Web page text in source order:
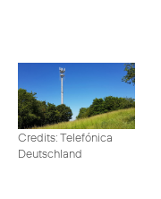
Credits: Telefónica
Deutschland